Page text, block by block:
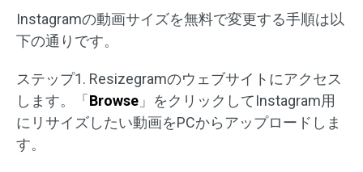
Instagramの動画サイズを無料で変更する手順は以
下の通りです。
ステップ1. Resizegramのウェブサイトにアクセス
します。「Browse 」をクリックしてInstagram用
にリサイズしたい動画をPCからアップロードしま
す。